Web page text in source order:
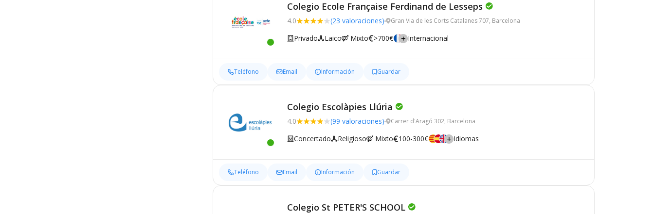
Colegio Ecole Française Ferdinand de Lesseps
4.0 (23 valoraciones) Gran Via de les Corts Catalanes 707, Barcelona
Privado Laico Mixto >700€ Internacional
Teléfono Email Información Guardar
Colegio Escolàpies Llúria
4.0 (99 valoraciones) Carrer d'Aragó 302, Barcelona
Concertado Religioso Mixto 100-300€ Idiomas
Teléfono Email Información Guardar
Colegio St PETER'S SCHOOL